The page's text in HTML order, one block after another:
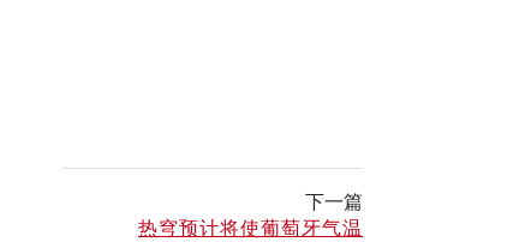
下一篇
热穹预计将使葡萄牙气温